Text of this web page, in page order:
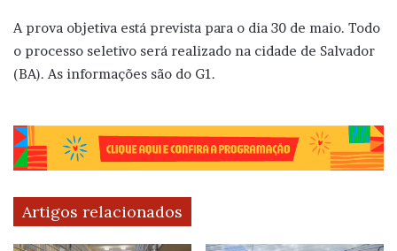
A prova objetiva está prevista para o dia 30 de maio. Todo
o processo seletivo será realizado na cidade de Salvador
(BA). As informações são do G1.
Artigos relacionados